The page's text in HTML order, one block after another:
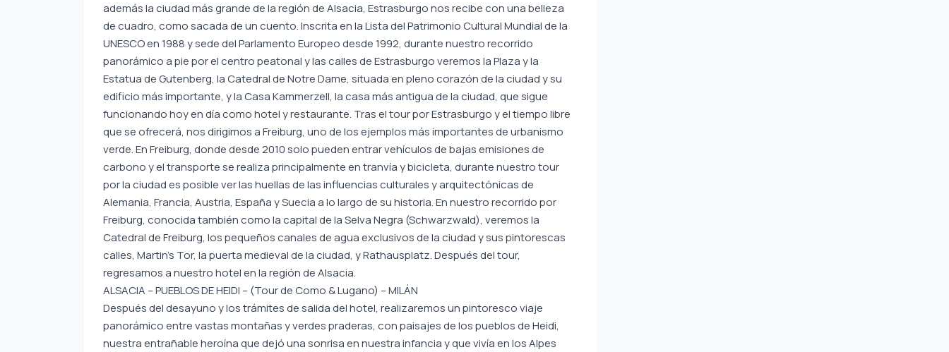
además la ciudad más grande de la región de Alsacia, Estrasburgo nos recibe con una belleza
de cuadro, como sacada de un cuento. Inscrita en la Lista del Patrimonio Cultural Mundial de la
UNESCO en 1988 y sede del Parlamento Europeo desde 1992, durante nuestro recorrido
panorámico a pie por el centro peatonal y las calles de Estrasburgo veremos la Plaza y la
Estatua de Gutenberg, la Catedral de Notre Dame, situada en pleno corazón de la ciudad y su
edificio más importante, y la Casa Kammerzell, la casa más antigua de la ciudad, que sigue
funcionando hoy en día como hotel y restaurante. Tras el tour por Estrasburgo y el tiempo libre
que se ofrecerá, nos dirigimos a Freiburg, uno de los ejemplos más importantes de urbanismo
verde. En Freiburg, donde desde 2010 solo pueden entrar vehículos de bajas emisiones de
carbono y el transporte se realiza principalmente en tranvía y bicicleta, durante nuestro tour
por la ciudad es posible ver las huellas de las influencias culturales y arquitectónicas de
Alemania, Francia, Austria, España y Suecia a lo largo de su historia. En nuestro recorrido por
Freiburg, conocida también como la capital de la Selva Negra (Schwarzwald), veremos la
Catedral de Freiburg, los pequeños canales de agua exclusivos de la ciudad y sus pintorescas
calles, Martin’s Tor, la puerta medieval de la ciudad, y Rathausplatz. Después del tour,
regresamos a nuestro hotel en la región de Alsacia.
ALSACIA – PUEBLOS DE HEIDI – (Tour de Como & Lugano) – MILÁN
Después del desayuno y los trámites de salida del hotel, realizaremos un pintoresco viaje
panorámico entre vastas montañas y verdes praderas, con paisajes de los pueblos de Heidi,
nuestra entrañable heroína que dejó una sonrisa en nuestra infancia y que vivía en los Alpes